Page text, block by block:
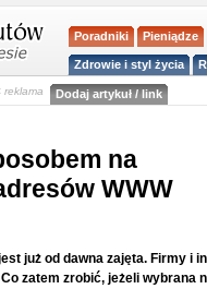
Poradniki Pieniądze
Zdrowie i styl życia
reklama Dodaj artykuł / link
na
WWW
już od dawna zajęta. Firmy i
zatem zrobić, jeżeli wybrana